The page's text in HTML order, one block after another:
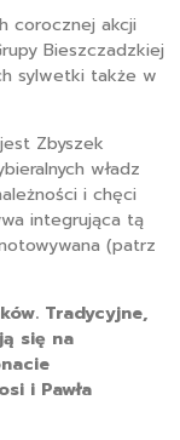
corocznej akcji
Bieszczadzkiej
sylwetki także w
Zbyszek
władz
i chęci
integrująca tą
(patrz
Tradycyjne,
się na
i Pawła